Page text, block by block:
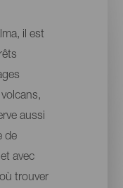
il est
aussi
de
avec
trouver